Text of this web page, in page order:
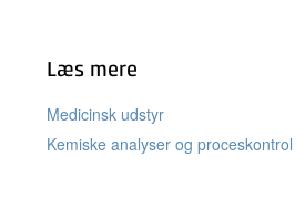
Læs mere
Medicinsk udstyr
Kemiske analyser og proceskontrol